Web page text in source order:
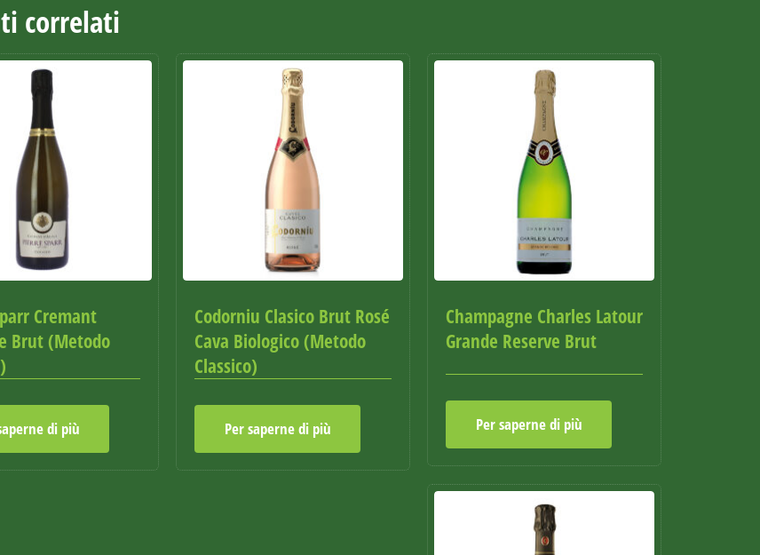
correlati
Cremant
Brut (Metodo
di più
Codorniu Clasico Brut Rosé
Cava Biologico (Metodo
Classico)
Per saperne di più
Champagne Charles Latour
Grande Reserve Brut
Per saperne di più